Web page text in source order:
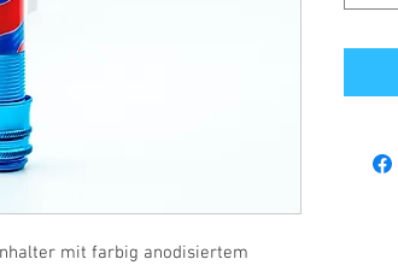
mit farbig anodisiertem